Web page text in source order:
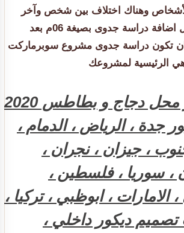
وهناك اختلاف بين شخص وآخر
ومدينة وأخر سأحاول اضافة دراسة جدوى بصيغة 06م بعد
تكون دراسة جدوى مشروع سوبرماركت
هي الرئيسية لمشروعك
تصميم ديكور محل دجاج و بطاطس 2020
جدة ، الرياض ، الدمام ،
، جيزان ، نجران ،
، سوريا ، فلسطين ،
الامارات ، ابوظبي ، تركيا ،
تصميم ديكور داخلي ،